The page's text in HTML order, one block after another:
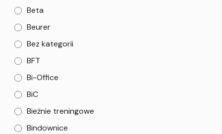
Beta
Beurer
Bez kategorii
BFT
Bi-Office
BiC
Bieżnie treningowe
Bindownice